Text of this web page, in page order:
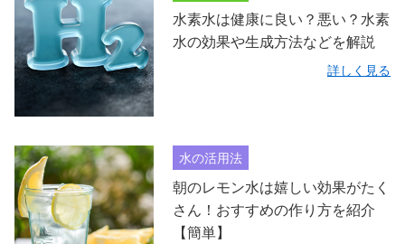
水素水は健康に良い？悪い？水素
水の効果や生成方法などを解説
詳しく見る
水の活用法
朝のレモン水は嬉しい効果がたく
さん！おすすめの作り方を紹介
【簡単】